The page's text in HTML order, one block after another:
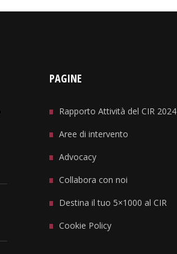
PAGINE
Rapporto Attività del CIR 2024
Aree di intervento
Advocacy
Collabora con noi
Destina il tuo 5×1000 al CIR
Cookie Policy